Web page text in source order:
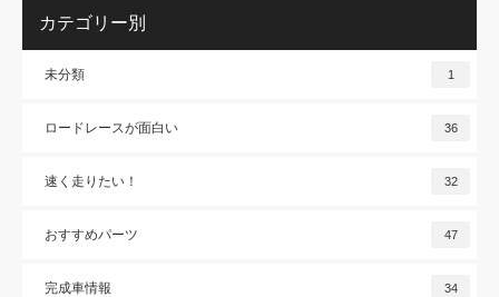
カテゴリー別
未分類 1
ロードレースが面白い 36
速く走りたい！ 32
おすすめパーツ 47
完成車情報 34